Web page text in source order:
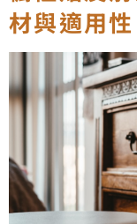
材與適用性